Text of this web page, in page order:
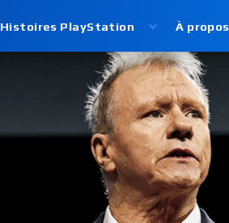
Histoires PlayStation À propos